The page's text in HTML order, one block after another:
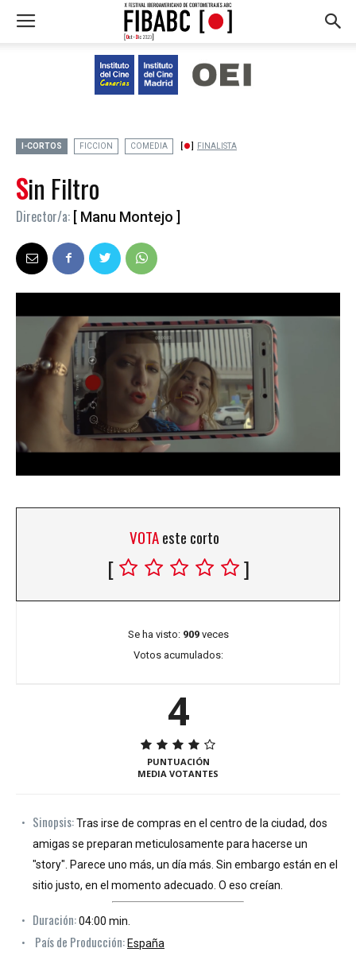
I-CORTOS FICCION COMEDIA FINALISTA
Sin Filtro
Director/a: [ Manu Montejo ]
VOTAeste corto
[ ]
Se ha visto: 909veces
Votos acumulados:
4
PUNTUACIÓN
MEDIA VOTANTES
Sinopsis:Tras irse de compras en el centro de la ciudad, dos
amigas se preparan meticulosamente para hacerse un
"story". Parece uno más, un día más. Sin embargo están en el
sitio justo, en el momento adecuado. O eso creían.
Duración:04:00 min.
País de Producción:España